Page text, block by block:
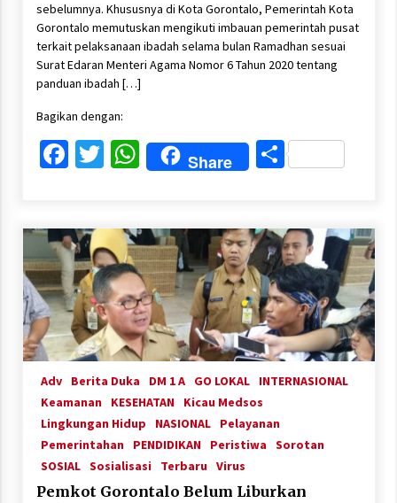
sebelumnya. Khususnya di Kota Gorontalo, Pemerintah Kota
Gorontalo memutuskan mengikuti imbauan pemerintah pusat
terkait pelaksanaan ibadah selama bulan Ramadhan sesuai
Surat Edaran Menteri Agama Nomor 6 Tahun 2020 tentang
panduan ibadah […]
Bagikan dengan:
Facebook
Twitter
WhatsApp
Share Share
Adv Berita Duka DM 1 A GO LOKAL
INTERNASIONAL
Keamanan
KESEHATAN
Kicau Medsos
Lingkungan Hidup
NASIONAL
Pelayanan
Pemerintahan
PENDIDIKAN Peristiwa
Sorotan
SOSIAL Sosialisasi Terbaru Virus
Pemkot Gorontalo Belum Liburkan